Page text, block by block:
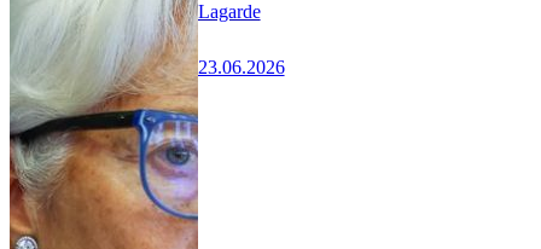
Lagarde
23.06.2026